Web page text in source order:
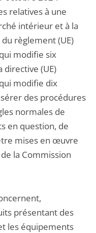
relatives à une
intérieur et à la
règlement (UE)
modifie six
directive (UE)
modifie dix
des procédures
normales de
en question, de
mises en œuvre
la Commission
présentant des
les équipements